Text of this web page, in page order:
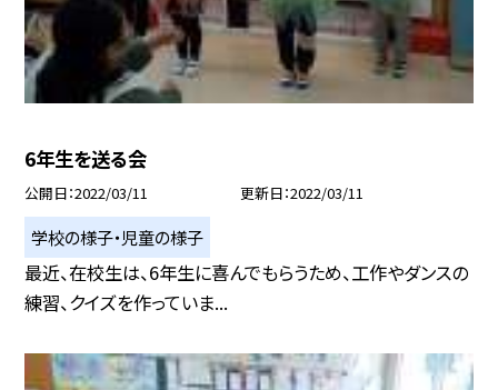
6年生を送る会
公開日 2022/03/11 更新日 2022/03/11
学校の様子・児童の様子
最近、在校生は、6年生に喜んでもらうため、工作やダンスの
練習、クイズを作っていま...